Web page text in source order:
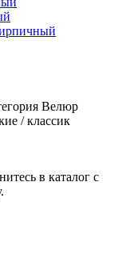
Велюр
/ классик
в каталог с